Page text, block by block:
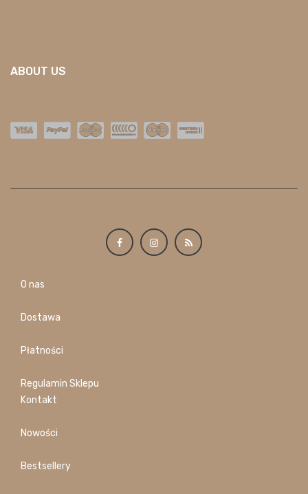
ABOUT US
O nas
Dostawa
Płatności
Regulamin Sklepu
Kontakt
Nowości
Bestsellery